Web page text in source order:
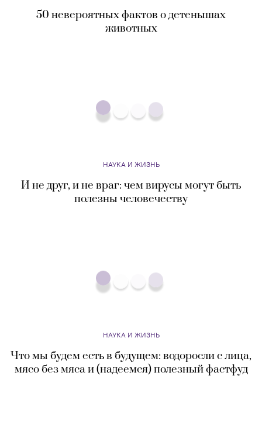
50 невероятных фактов о детенышах
животных
НАУКА И ЖИЗНЬ
И не друг, и не враг: чем вирусы могут быть
полезны человечеству
НАУКА И ЖИЗНЬ
Что мы будем есть в будущем: водоросли с лица,
мясо без мяса и (надеемся) полезный фастфуд